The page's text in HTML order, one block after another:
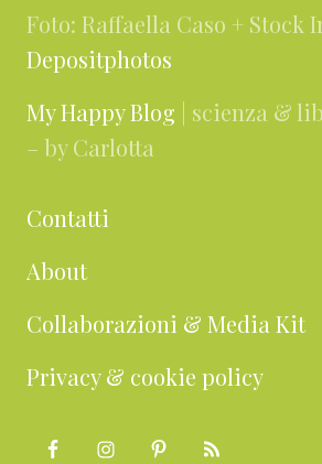
Foto: Raffaella Caso + Stock
Depositphotos
My Happy Blog | scienza &
– by Carlotta
Contatti
About
Collaborazioni & Media Kit
Privacy & cookie policy